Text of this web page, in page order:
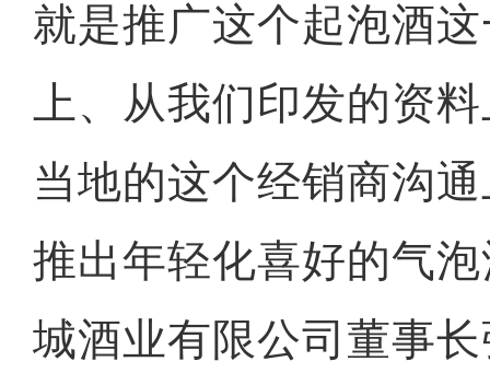
就是推广这个起泡酒
上、从我们印发的资
当地的这个经销商沟
推出年轻化喜好的气
城酒业有限公司董事